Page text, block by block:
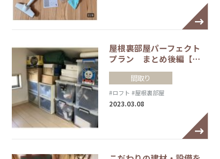
屋根裏部屋パーフェクト
プラン まとめ後編【…
間取り
#ロフト #屋根裏部屋
2023.03.08